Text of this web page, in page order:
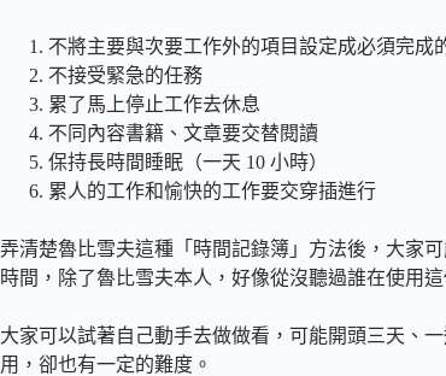
不將主要與次要工作外的項目設定成必須完成
不接受緊急的任務
累了馬上停止工作去休息
不同內容書籍、文章要交替閱讀
保持長時間睡眠（一天 10 小時）
累人的工作和愉快的工作要交穿插進行
弄清楚魯比雪夫這種「時間記錄簿」方法後，大家
時間，除了魯比雪夫本人，好像從沒聽過誰在使用
大家可以試著自己動手去做做看，可能開頭三天、
用，卻也有一定的難度。